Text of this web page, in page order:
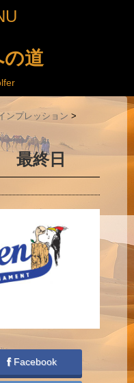
道
ンプレッション >
最終日
Facebook